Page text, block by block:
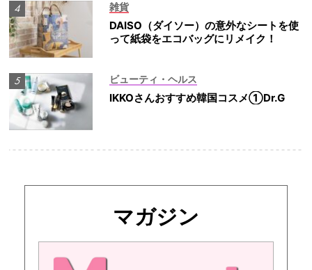
雑貨
DAISO（ダイソー）の意外なシートを使
って紙袋をエコバッグにリメイク！
ビューティ・ヘルス
IKKOさんおすすめ韓国コスメ①Dr.G
マガジン